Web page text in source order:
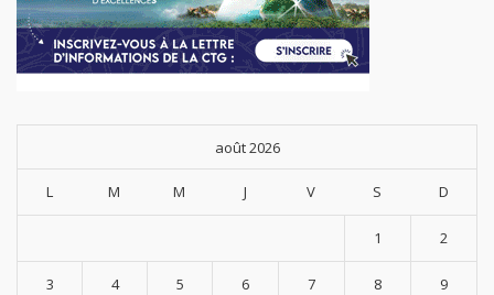
août 2026
L M M J V S D
1 2
3 4 5 6 7 8 9